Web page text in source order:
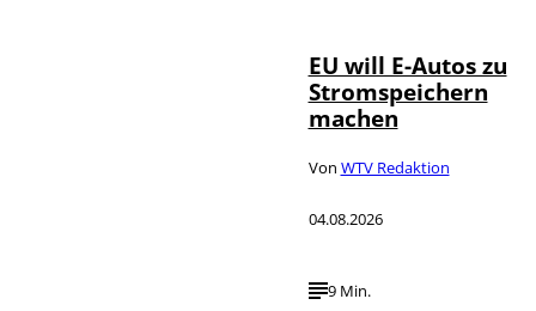
EU will E-Autos zu
Stromspeichern
machen
Von WTV Redaktion
04.08.2026
9 Min.